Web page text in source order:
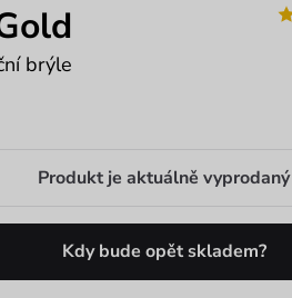
brýle
Produkt je aktuálně vyprodaný
Kdy bude opět skladem?